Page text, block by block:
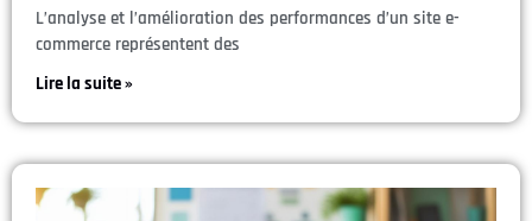
L’analyse et l’amélioration des performances d’un site e-
commerce représentent des
Lire la suite »